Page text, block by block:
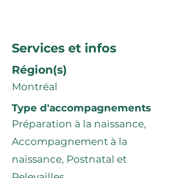
Services et infos
Région(s)
Montréal
Type d'accompagnements
Préparation à la naissance,
Accompagnement à la
naissance, Postnatal et